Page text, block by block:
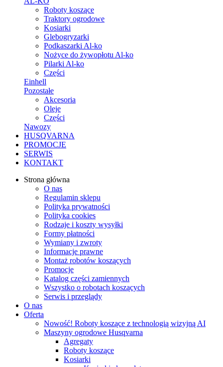
Roboty koszące
Traktory ogrodowe
Kosiarki
Glebogryzarki
Podkaszarki Al-ko
Nożyce do żywopłotu Al-ko
Pilarki Al-ko
Części
Einhell
Pozostałe
Akcesoria
Oleje
Części
Nawozy
HUSQVARNA
PROMOCJE
SERWIS
KONTAKT
Strona główna
O nas
Regulamin sklepu
Polityka prywatności
Polityka cookies
Rodzaje i koszty wysyłki
Formy płatności
Wymiany i zwroty
Informacje prawne
Montaż robotów koszących
Promocje
Katalog części zamiennych
Wszystko o robotach koszących
Serwis i przeglądy
O nas
Oferta
Nowość! Roboty koszące z technologią wizyjną AI
Maszyny ogrodowe Husqvarna
Agregaty
Roboty koszące
Kosiarki